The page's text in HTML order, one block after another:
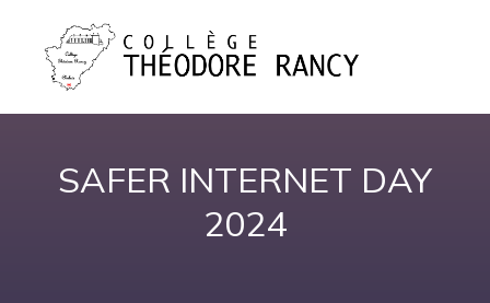
SAFER INTERNET DAY
2024